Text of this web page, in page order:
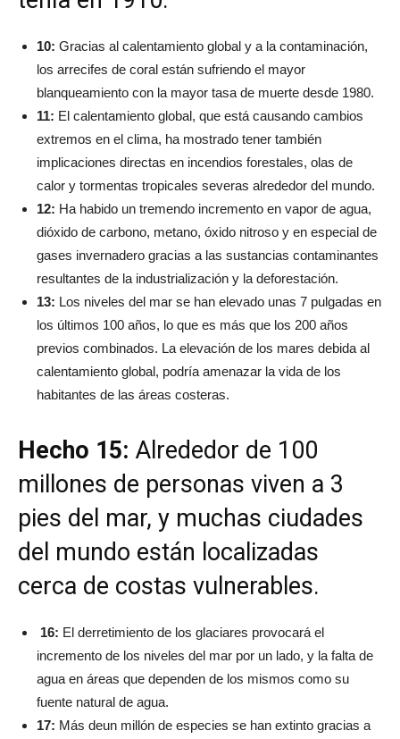
10: Gracias al calentamiento global y a la contaminación,
los arrecifes de coral están sufriendo el mayor
blanqueamiento con la mayor tasa de muerte desde 1980.
11: El calentamiento global, que está causando cambios
extremos en el clima, ha mostrado tener también
implicaciones directas en incendios forestales, olas de
calor y tormentas tropicales severas alrededor del mundo.
12: Ha habido un tremendo incremento en vapor de agua,
dióxido de carbono, metano, óxido nitroso y en especial de
gases invernadero gracias a las sustancias contaminantes
resultantes de la industrialización y la deforestación.
13: Los niveles del mar se han elevado unas 7 pulgadas en
los últimos 100 años, lo que es más que los 200 años
previos combinados. La elevación de los mares debida al
calentamiento global, podría amenazar la vida de los
habitantes de las áreas costeras.
Hecho 15: Alrededor de 100
millones de personas viven a 3
pies del mar, y muchas ciudades
del mundo están localizadas
cerca de costas vulnerables.
16: El derretimiento de los glaciares provocará el
incremento de los niveles del mar por un lado, y la falta de
agua en áreas que dependen de los mismos como su
fuente natural de agua.
17: Más deun millón de especies se han extinto gracias a